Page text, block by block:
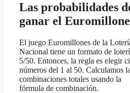
Las probabilidades
ganar el
El juego Euromillones de la
Nacional tiene un formato de
5/50. Entonces, la regla es elegir
números del 1 al 50. Calculamos
combinaciones totales usando la
fórmula de combinación.